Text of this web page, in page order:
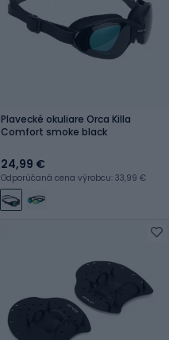
Plavecké okuliare Orca Killa
Comfort smoke black
24,99 €
Odporúčaná cena výrobcu: 33,99 €